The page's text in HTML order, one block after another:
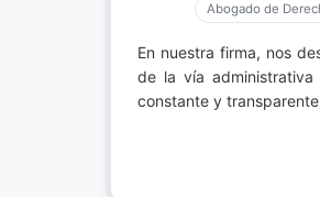
Abogado de
En nuestra firma, nos
de la vía administrativa
constante y